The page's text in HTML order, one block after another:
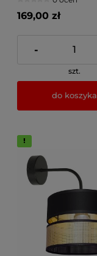
169,00 zł
-
szt.
do koszyka